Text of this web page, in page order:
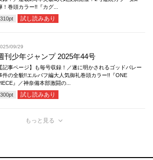
！巻頭カラー!!『カグ...
310pt 試し読みあり
09/29
刊少年ジャンプ 2025年44号
【記事ページ】も毎号収録！／遂に明かされるゴッドバレー
件の全貌!!エルバフ編大人気御礼巻頭カラー!!『ONE
』／神奈備本部激闘の...
300pt 試し読みあり
もっと見る